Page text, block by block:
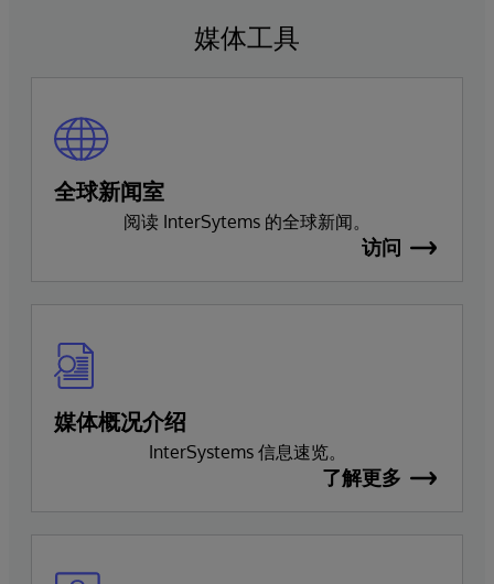
媒体工具
全球新闻室
阅读 InterSytems 的全球新闻。
访问
媒体概况介绍
InterSystems 信息速览。
了解更多